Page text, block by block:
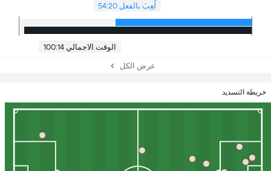
لُعِبَ بالفعل 54:20
الوقت الاجمالي 100:14
عرض الكل
خريطة التسديد